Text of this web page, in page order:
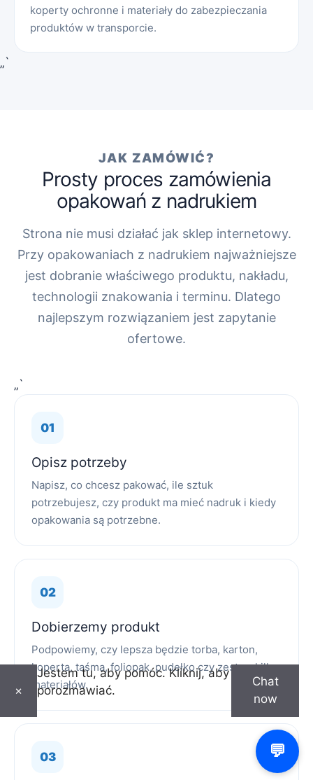
koperty ochronne i materiały do zabezpieczania
produktów w transporcie.
„`
JAK ZAMÓWIĆ?
Prosty proces zamówienia
opakowań z nadrukiem
Strona nie musi działać jak sklep internetowy.
Przy opakowaniach z nadrukiem najważniejsze
jest dobranie właściwego produktu, nakładu,
technologii znakowania i terminu. Dlatego
najlepszym rozwiązaniem jest zapytanie
ofertowe.
„`
Opisz potrzeby
Napisz, co chcesz pakować, ile sztuk
potrzebujesz, czy produkt ma mieć nadruk i kiedy
opakowania są potrzebne.
Dobierzemy produkt
Podpowiemy, czy lepsza będzie torba, karton,
koperta, taśma, foliopak, pudełko czy zestaw kilku
materiałów.
×
Jestem tu, aby pomóc. Kliknij, aby
porozmawiać.
Chat
now